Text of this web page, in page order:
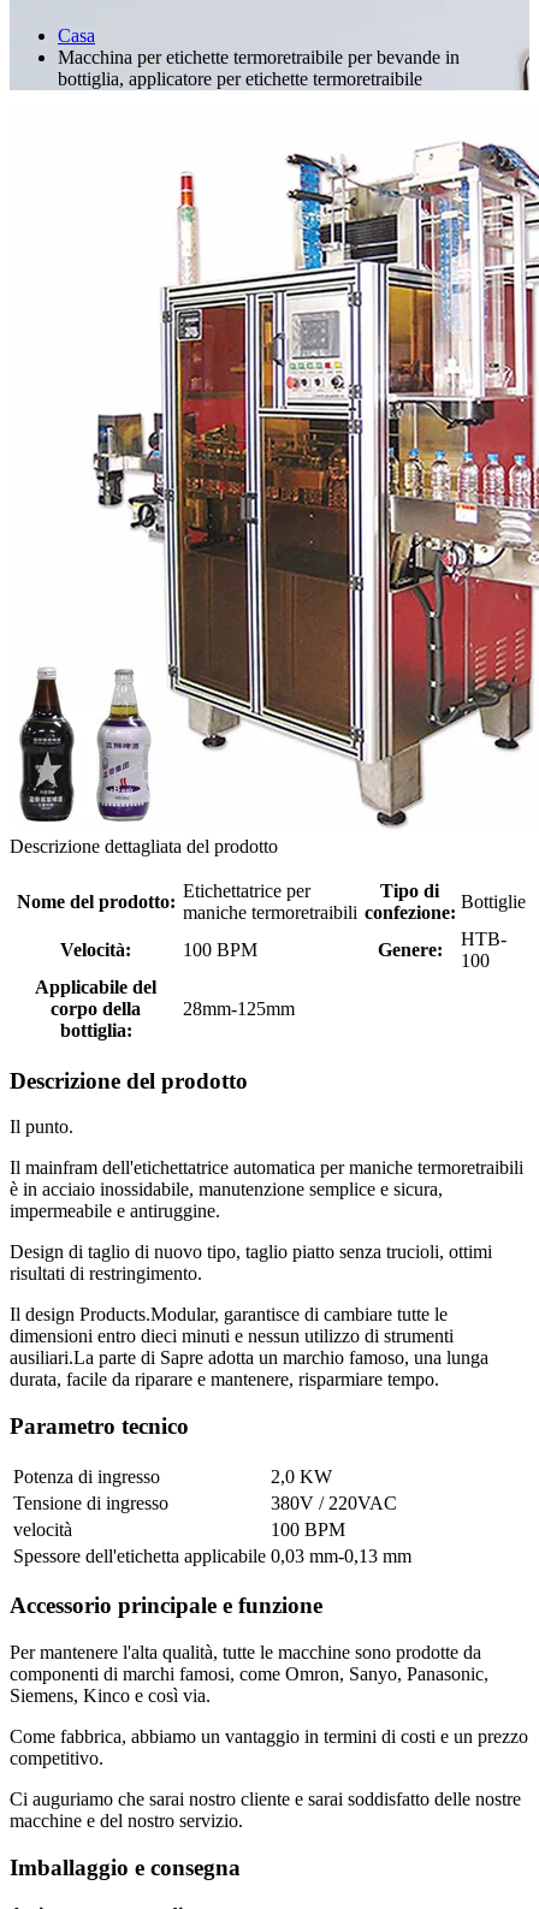
Casa
Macchina per etichette termoretraibile per bevande in
bottiglia, applicatore per etichette termoretraibile
Descrizione dettagliata del prodotto
Nome del prodotto:
Etichettatrice per
maniche termoretraibili
Tipo di
confezione:
Bottiglie
Velocità: 100 BPM Genere:
HTB-
100
Applicabile del
corpo della
bottiglia:
28mm-125mm
Descrizione del prodotto
Il punto.
Il mainfram dell'etichettatrice automatica per maniche termoretraibili
è in acciaio inossidabile, manutenzione semplice e sicura,
impermeabile e antiruggine.
Design di taglio di nuovo tipo, taglio piatto senza trucioli, ottimi
risultati di restringimento.
Il design Products.Modular, garantisce di cambiare tutte le
dimensioni entro dieci minuti e nessun utilizzo di strumenti
ausiliari.La parte di Sapre adotta un marchio famoso, una lunga
durata, facile da riparare e mantenere, risparmiare tempo.
Parametro tecnico
Potenza di ingresso
2,0 KW
Tensione di ingresso
380V / 220VAC
velocità
100 BPM
Spessore dell'etichetta applicabile 0,03 mm-0,13 mm
Accessorio principale e funzione
Per mantenere l'alta qualità, tutte le macchine sono prodotte da
componenti di marchi famosi, come Omron, Sanyo, Panasonic,
Siemens, Kinco e così via.
Come fabbrica, abbiamo un vantaggio in termini di costi e un prezzo
competitivo.
Ci auguriamo che sarai nostro cliente e sarai soddisfatto delle nostre
macchine e del nostro servizio.
Imballaggio e consegna